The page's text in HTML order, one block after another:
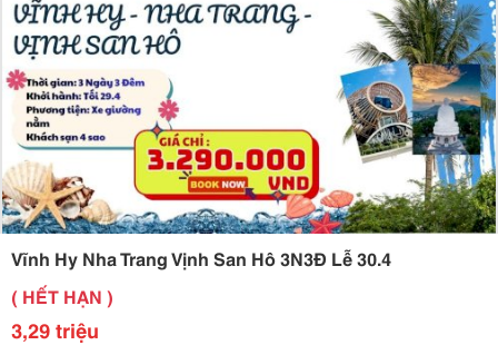
Vĩnh Hy Nha Trang Vịnh San Hô 3N3Đ Lễ 30.4
( HẾT HẠN )
3,29 triệu